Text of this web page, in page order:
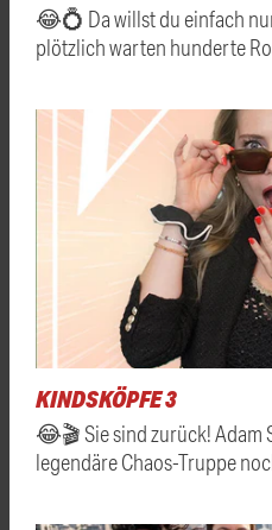
😂💍 Da willst du einfach
plötzlich warten hunderte
KINDSKÖPFE 3
😂🎬 Sie sind zurück! Adam
legendäre Chaos-Truppe